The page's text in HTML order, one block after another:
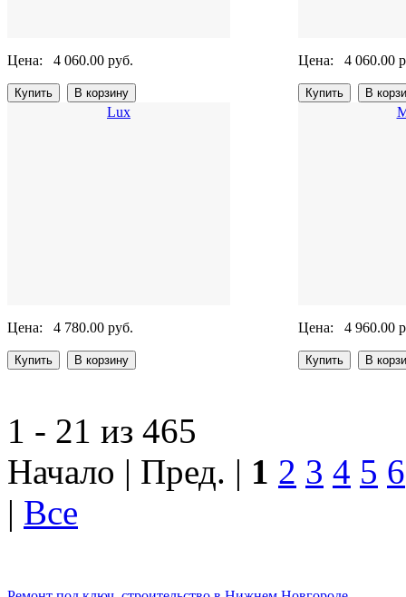
Цена: 4 060.00 руб. Цена: 4 060.00
Lux
Цена: 4 780.00 руб. Цена: 4 960.00
1 - 21 из 465
Начало | Пред. | 1 2 3 4 5 6
| Все